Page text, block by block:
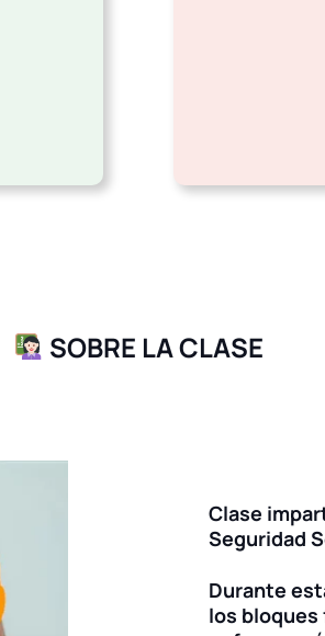
SOBRE LA CLASE
Clase
Seguridad
Durante
los